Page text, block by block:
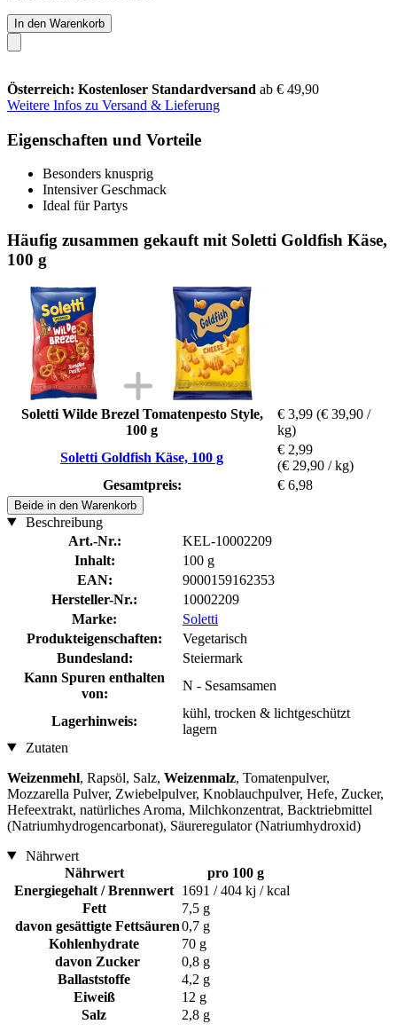
In den Warenkorb
Österreich: Kostenloser Standardversand ab € 49,90
Weitere Infos zu Versand & Lieferung
Eigenschaften und Vorteile
Besonders knusprig
Intensiver Geschmack
Ideal für Partys
Häufig zusammen gekauft mit Soletti Goldfish Käse,
100 g
Soletti Wilde Brezel Tomatenpesto Style,
100 g
€ 3,99 (€ 39,90 /
kg)
Soletti Goldfish Käse, 100 g
€ 2,99
(€ 29,90 / kg)
Gesamtpreis:
€ 6,98
Beide in den Warenkorb
Beschreibung
Art.-Nr.:
KEL-10002209
Inhalt:
100 g
EAN:
9000159162353
Hersteller-Nr.:
10002209
Marke:
Soletti
Produkteigenschaften:
Vegetarisch
Bundesland:
Steiermark
Kann Spuren enthalten
von:
N - Sesamsamen
Lagerhinweis:
kühl, trocken & lichtgeschützt
lagern
Zutaten
Weizenmehl, Rapsöl, Salz, Weizenmalz, Tomatenpulver,
Mozzarella Pulver, Zwiebelpulver, Knoblauchpulver, Hefe, Zucker,
Hefeextrakt, natürliches Aroma, Milchkonzentrat, Backtriebmittel
(Natriumhydrogencarbonat), Säureregulator (Natriumhydroxid)
Nährwert
Nährwert
pro 100 g
Energiegehalt / Brennwert 1691 / 404 kj / kcal
Fett
7,5 g
davon gesättigte Fettsäuren0,7 g
Kohlenhydrate
70 g
davon Zucker
0,8 g
Ballaststoffe
4,2 g
Eiweiß
12 g
Salz
2,8 g